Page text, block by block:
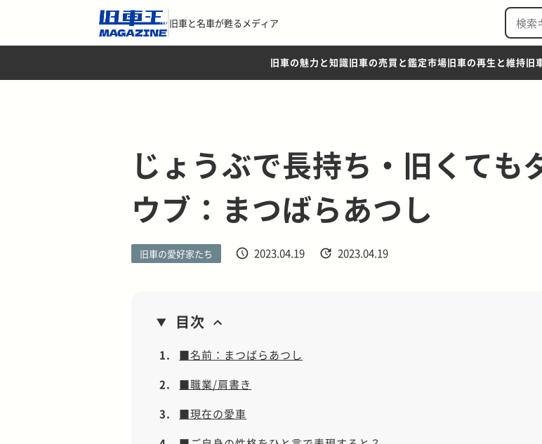
旧車と名車が甦るメディア
旧車の魅力と知識旧車の売買と鑑定市場旧車の再生と維持旧
じょうぶで長持ち・旧くても
ウブ：まつばらあつし
旧車の愛好家たち 2023.04.19 2023.04.19
目次
1.
■名前：まつばらあつし
2.
■職業/肩書き
3.
■現在の愛車